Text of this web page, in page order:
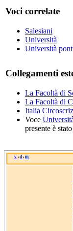
Voci correlate
Salesiani
Università
Università
Collegamenti
La Facoltà di
La Facoltà di
Italia
Voce
presente è
v • d • m